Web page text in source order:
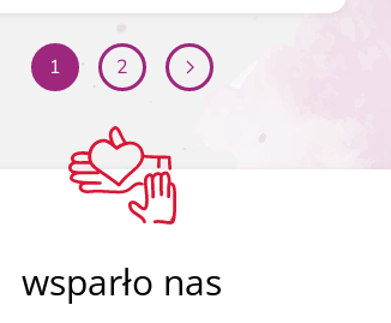
1 2
wsparło nas